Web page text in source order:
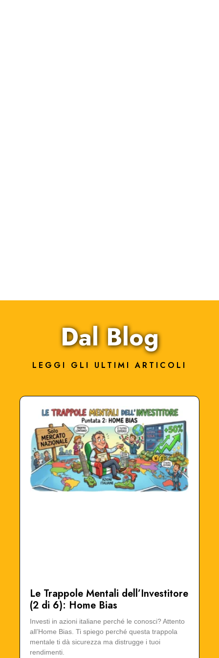
Dal Blog
LEGGI GLI ULTIMI ARTICOLI
Le Trappole Mentali dell’Investitore
(2 di 6): Home Bias
Investi in azioni italiane perché le conosci? Attento
all’Home Bias. Ti spiego perché questa trappola
mentale ti dà sicurezza ma distrugge i tuoi
rendimenti.